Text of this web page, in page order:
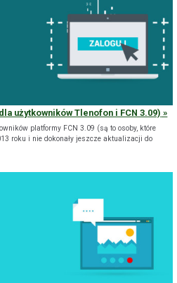
użytkowników Tlenofon i FCN 3.09)
platformy FCN 3.09 (są to osoby, które
roku i nie dokonały jeszcze aktualizacji do